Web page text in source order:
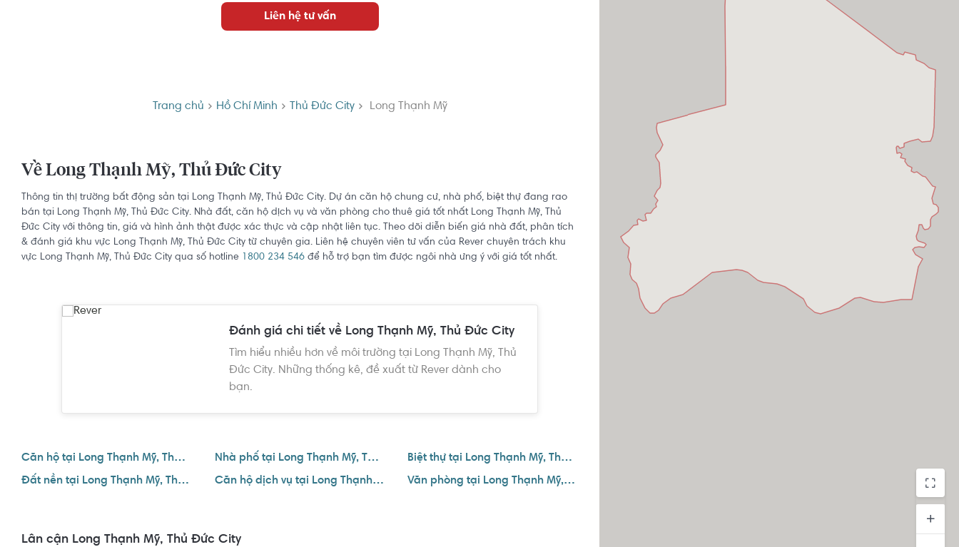
Liên hệ tư vấn
Trang chủ Hồ Chí Minh Thủ Đức City Long Thạnh Mỹ
Về Long Thạnh Mỹ, Thủ Đức City
Thông tin thị trường bất động sản tại Long Thạnh Mỹ, Thủ Đức City. Dự án căn hộ chung cư, nhà phố, biệt thự đang rao
bán tại Long Thạnh Mỹ, Thủ Đức City. Nhà đất, căn hộ dịch vụ và văn phòng cho thuê giá tốt nhất Long Thạnh Mỹ, Thủ
Đức City với thông tin, giá và hình ảnh thật được xác thực và cập nhật liên tục. Theo dõi diễn biến giá nhà đất, phân tích
& đánh giá khu vực Long Thạnh Mỹ, Thủ Đức City từ chuyên gia. Liên hệ chuyên viên tư vấn của Rever chuyên trách khu
vực Long Thạnh Mỹ, Thủ Đức City qua số hotline 1800 234 546 để hỗ trợ bạn tìm được ngôi nhà ưng ý với giá tốt nhất.
Đánh giá chi tiết về Long Thạnh Mỹ, Thủ Đức City
Tìm hiểu nhiều hơn về môi trường tại Long Thạnh Mỹ, Thủ
Đức City. Những thống kê, đề xuất từ Rever dành cho
bạn.
Căn hộ tại Long Thạnh Mỹ, Thủ Đức City Nhà phố tại Long Thạnh Mỹ, Thủ Đức City
Biệt thự tại Long Thạnh Mỹ, Thủ Đức City
Đất nền tại Long Thạnh Mỹ, Thủ Đức City
Căn hộ dịch vụ tại Long Thạnh Mỹ, Thủ Đức City Văn phòng tại Long Thạnh Mỹ, Thủ Đức City
Lân cận Long Thạnh Mỹ, Thủ Đức City